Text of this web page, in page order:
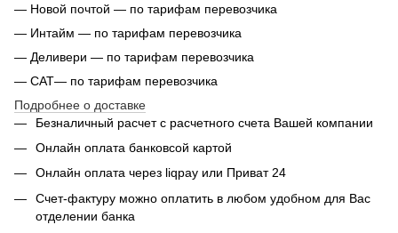
— Новой почтой — по тарифам перевозчика
— Интайм — по тарифам перевозчика
— Деливери — по тарифам перевозчика
— САТ— по тарифам перевозчика
Подробнее о доставке
Безналичный расчет с расчетного счета Вашей компании
Онлайн оплата банковсой картой
Онлайн оплата через liqpay или Приват 24
Счет-фактуру можно оплатить в любом удобном для Вас
отделении банка